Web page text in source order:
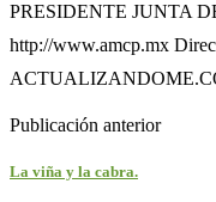
PRESIDENTE JUNTA
http://www.amcp.mx
Publicación anterior
La viña y la cabra.